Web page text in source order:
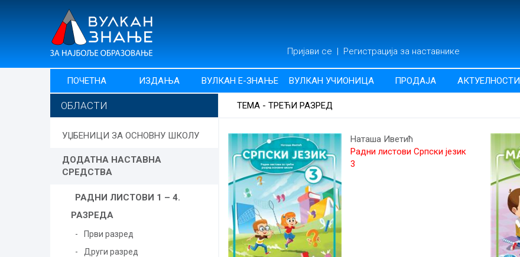
Пријави се | Регистрација за наставнике
ПОЧЕТНА ИЗДАЊА ВУЛКАН Е-ЗНАЊЕ ВУЛКАН УЧИОНИЦА ПРОДАЈА АКТУЕЛНОСТИ
ОБЛАСТИ
УЏБЕНИЦИ ЗА ОСНОВНУ ШКОЛУ
ДОДАТНА НАСТАВНА
СРЕДСТВА
РАДНИ ЛИСТОВИ 1 – 4.
РАЗРЕДА
Први разред
Други разред
ТЕМА - ТРЕЋИ РАЗРЕД
Наташа Иветић
Радни листови Српски језик
3